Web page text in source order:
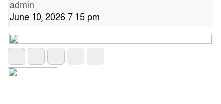
admin
June 10, 2026 7:15 pm